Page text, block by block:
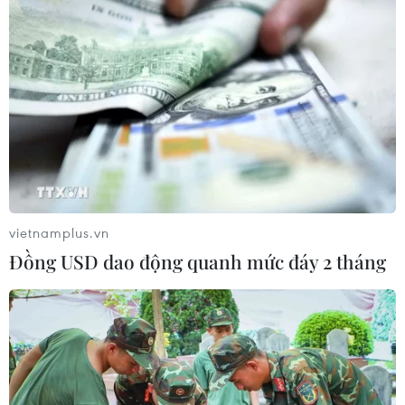
Nứt núi, Thanh Hóa sơ tán khẩn cấp
nhiều hộ dân
07/08/2026 13:17
Xem thêm
CƠ QUAN CHỦ QUẢN: THÔNG TẤN XÃ VIỆT NAM
Tổng Biên tập: TRẦN TIẾN DUẨN
Phó Tổng Biên tập: NGUYỄN THỊ TÁM, KHÚC THANH
THỦY
vietnamplus.vn
Đồng USD dao động quanh mức đáy 2 tháng